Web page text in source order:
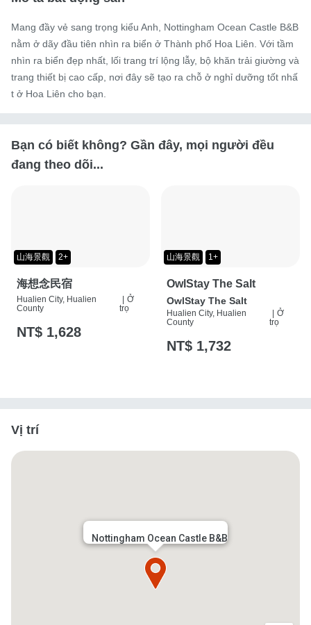
Mang đầy vẻ sang trọng kiểu Anh, Nottingham Ocean Castle B&B
nằm ở dãy đầu tiên nhìn ra biển ở Thành phố Hoa Liên. Với tầm
nhìn ra biển đẹp nhất, lối trang trí lộng lẫy, bộ khăn trải giường và
trang thiết bị cao cấp, nơi đây sẽ tạo ra chỗ ở nghỉ dưỡng tốt nhấ
t ở Hoa Liên cho bạn.
Bạn có biết không? Gần đây, mọi người đều
đang theo dõi...
山海景觀 2+
海想念民宿
Hualien City, Hualien
County
Ở
trọ
NT$ 1,628
山海景觀 1+
OwlStay The Salt
OwlStay The Salt
Hualien City, Hualien
County
Ở
trọ
NT$ 1,732
Vị trí
Nottingham Ocean Castle B&B